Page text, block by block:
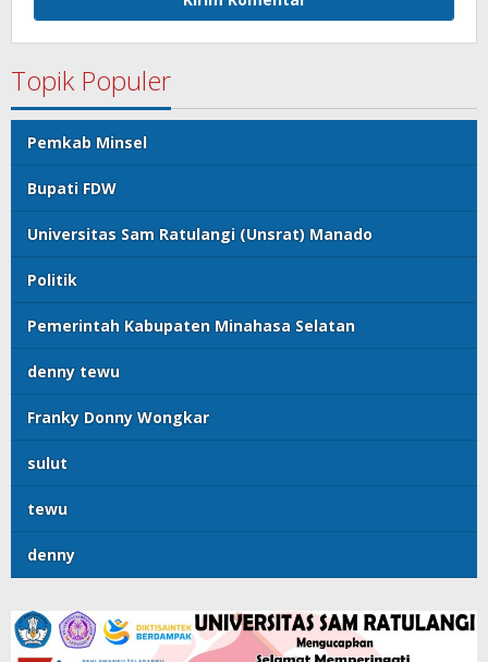
Topik Populer
Pemkab Minsel
Bupati FDW
Universitas Sam Ratulangi (Unsrat) Manado
Politik
Pemerintah Kabupaten Minahasa Selatan
denny tewu
Franky Donny Wongkar
sulut
tewu
denny